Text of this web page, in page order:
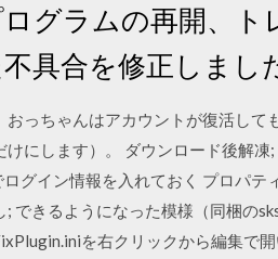
グラムの再開、
具合を修正しまし
っちゃんはアカウントが復活して
にします）。 ダウンロード後解
グイン情報を入れておく プロパ
できるようになった模様（同梱の
を右クリックから編集で